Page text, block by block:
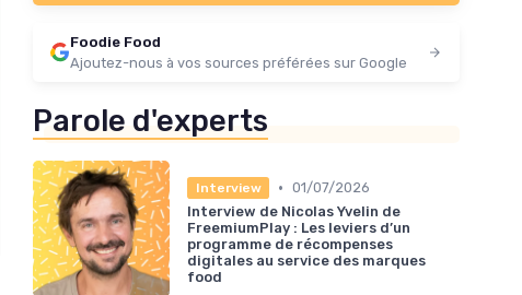
Foodie Food
Ajoutez-nous à vos sources préférées sur Google
Parole d'experts
Interview • 01/07/2026
Interview de Nicolas Yvelin de
FreemiumPlay : Les leviers d’un
programme de récompenses
digitales au service des marques
food